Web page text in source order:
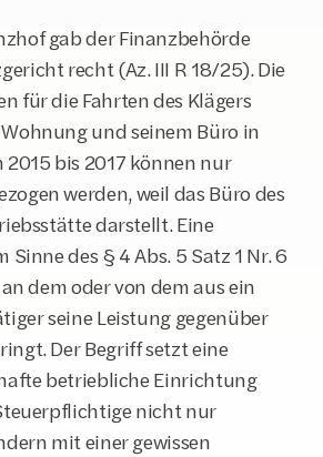
gab der Finanzbehörde
recht (Az. III R 18/25). Die
für die Fahrten des Klägers
und seinem Büro in
bis 2017 können nur
werden, weil das Büro des
darstellt. Eine
des § 4 Abs. 5 Satz 1 Nr. 6
dem oder von dem aus ein
seine Leistung gegenüber
Der Begriff setzt eine
betriebliche Einrichtung
nicht nur
mit einer gewissen